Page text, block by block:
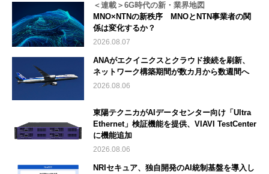
＜連載＞6G時代の新・業界地図
MNO×NTNの新秩序 MNOとNTN事業者の関
係は変化するか？
2026.08.07
ANAがエクイニクスとクラウド接続を刷新、
ネットワーク構築期間が数カ月から数週間へ
2026.08.06
東陽テクニカがAIデータセンター向け「Ultra
Ethernet」検証機能を提供、VIAVI TestCenter
に機能追加
2026.08.06
NRIセキュア、独自開発のAI統制基盤を導入し